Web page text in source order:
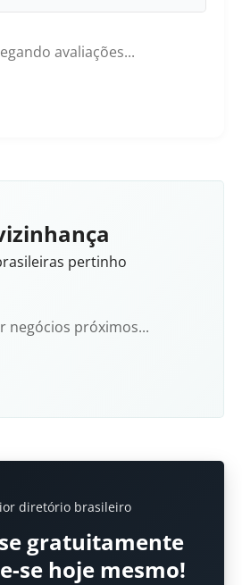
avaliações...
pertinho
negócios próximos...
diretório brasileiro
gratuitamente
se hoje mesmo!